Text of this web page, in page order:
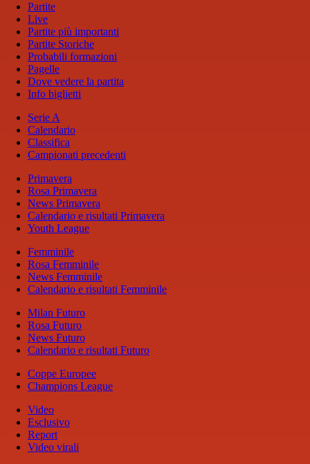
Partite
Live
Partite più importanti
Partite Storiche
Probabili formazioni
Pagelle
Dove vedere la partita
Info biglietti
Serie A
Calendario
Classifica
Campionati precedenti
Primavera
Rosa Primavera
News Primavera
Calendario e risultati Primavera
Youth League
Femminile
Rosa Femminile
News Femminile
Calendario e risultati Femminile
Milan Futuro
Rosa Futuro
News Futuro
Calendario e risultati Futuro
Coppe Europee
Champions League
Video
Esclusivo
Report
Video virali